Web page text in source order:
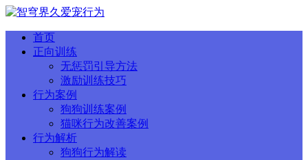
首页
正向训练
无惩罚引导方法
激励训练技巧
行为案例
狗狗训练案例
猫咪行为改善案例
行为解析
狗狗行为解读